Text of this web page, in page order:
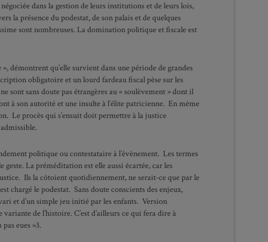
dans la gestion de leurs institutions et de leurs lois,
la présence du podestat, de son palais et de quelques
sont nombreuses. La domination politique et fiscale est
démontrent qu’elle survient dans une période de grandes
obligatoire et un lourd fardeau fiscal pèse sur les
sont sans doute pas étrangères au « soulèvement » dont il
à son autorité et une insulte à l’élite patricienne. En même
Le procès qui s’ensuit doit permettre à la justice
politique ou contestataire à l’évènement. Les termes
geste. La préméditation est elle aussi écartée, car les
Ils la côtoient quotidiennement, ne serait-ce que par le
chargé le podestat. Sans doute conscients des enjeux,
et d’un simple jeu initié par les enfants. Version
de l’histoire. C’est d’ailleurs ce qui fera dire à
pas eues »3.